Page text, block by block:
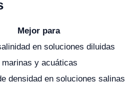
Mejor para
en soluciones diluidas
y acuáticas
densidad en soluciones salinas